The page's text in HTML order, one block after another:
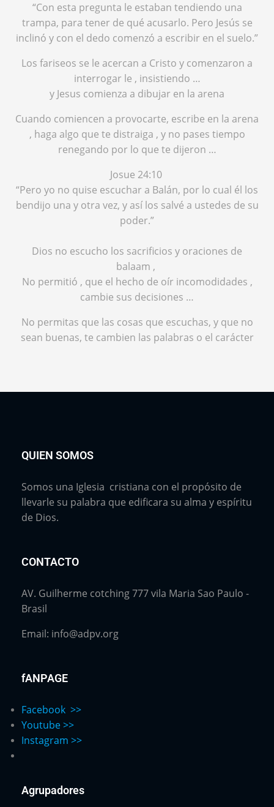
“Con esta pregunta le estaban tendiendo una
trampa, para tener de qué acusarlo. Pero Jesús se
inclinó y con el dedo comenzó a escribir en el suelo.”
Los fariseos se le acercan a Cristo y comenzaron a
interrogar le , insistiendo …
y Jesus comienza a dibujar en la arena
Cuando comiencen a provocarte, escribe en la arena
, haga algo que te distraiga , y no pases tiempo
renegando por lo que te dijeron …
Josue 24:10
“Pero yo no quise escuchar a Balán, por lo cual él los
bendijo una y otra vez, y así los salvé a ustedes de su
poder.”
Dios no escucho los sacrificios y oraciones de
balaam ,
No permitió , que el hecho de oír incomodidades ,
cambie sus decisiones …
No permitas que las cosas que escuchas, y que no
sean buenas, te cambien las palabras o el carácter
QUIEN SOMOS
Somos una Iglesia cristiana con el propósito de
llevarle su palabra que edificara su alma y espíritu
de Dios.
CONTACTO
AV. Guilherme cotching 777 vila Maria Sao Paulo -
Brasil
Email: info@adpv.org
fANPAGE
Facebook >>
Youtube >>
Instagram >>
Agrupadores